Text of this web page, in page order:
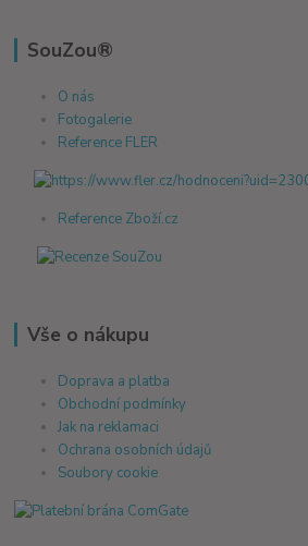
SouZou®
O nás
Fotogalerie
Reference FLER
Reference Zboží.cz
Vše o nákupu
Doprava a platba
Obchodní podmínky
Jak na reklamaci
Ochrana osobních údajů
Soubory cookie